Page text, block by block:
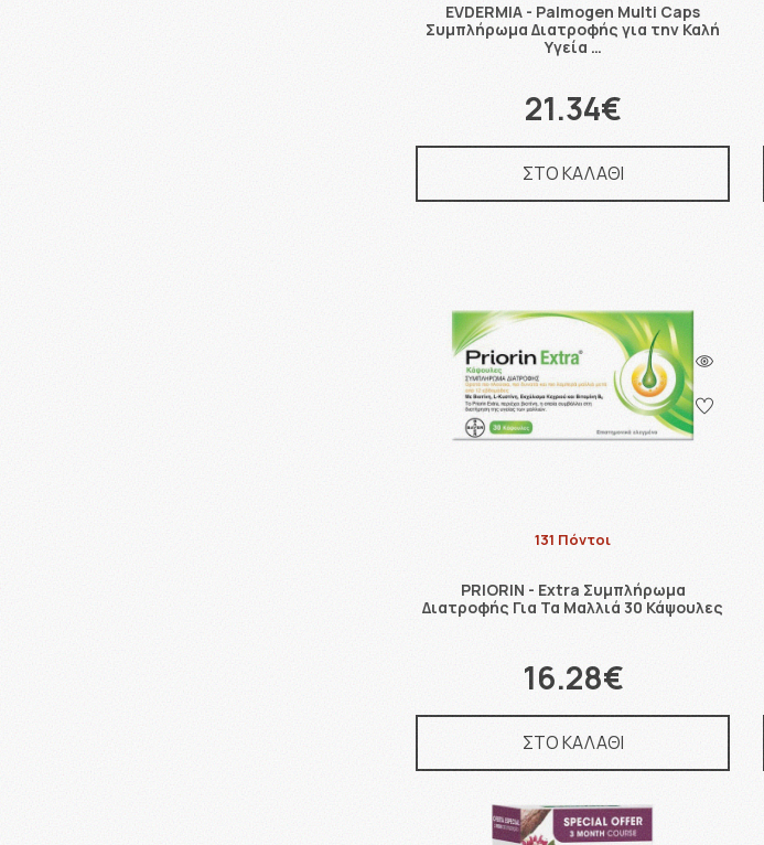
EVDERMIA - Palmogen Multi Caps
Συμπλήρωμα Διατροφής για την Καλή
Υγεία …
21.34€
ΣΤΟ ΚΑΛΑΘΙ
131 Πόντοι
PRIORIN - Extra Συμπλήρωμα
Διατροφής Για Τα Μαλλιά 30 Κάψουλες
16.28€
ΣΤΟ ΚΑΛΑΘΙ